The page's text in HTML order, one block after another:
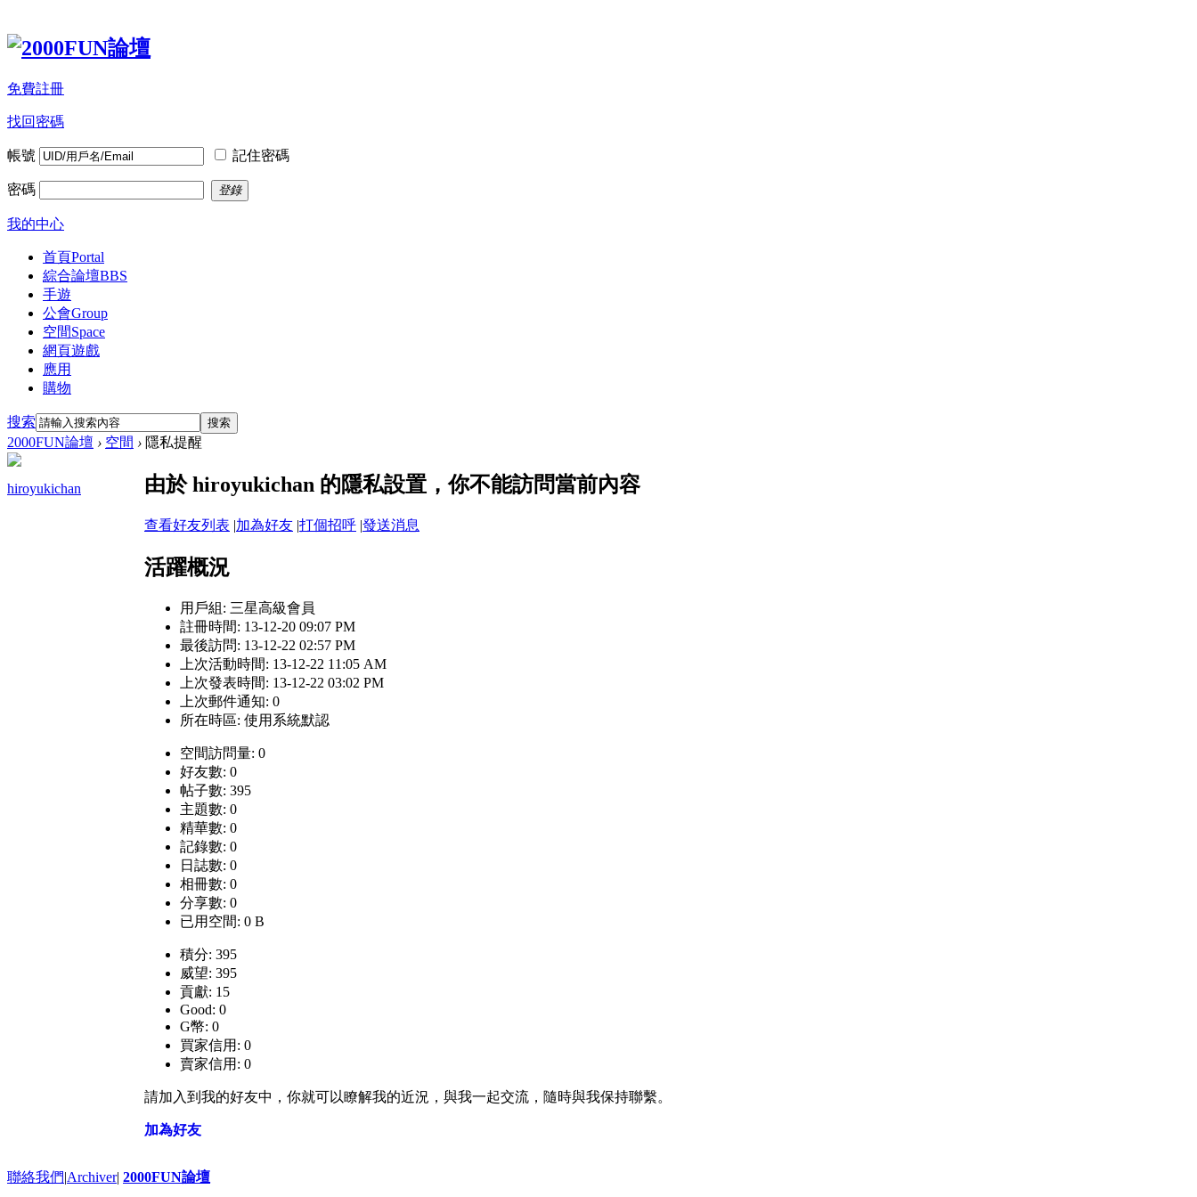
免費註冊
找回密碼
帳號 記住密碼
密碼 登錄
我的中心
首頁Portal
綜合論壇BBS
手遊
公會Group
空間Space
網頁遊戲
應用
購物
搜索 搜索
2000FUN論壇 › 空間 › 隱私提醒
hiroyukichan 由於 hiroyukichan 的隱私設置，你不能訪問當前內容
查看好友列表 |加為好友 |打個招呼 |發送消息
活躍概況
用戶組: 三星高級會員
註冊時間: 13-12-20 09:07 PM
最後訪問: 13-12-22 02:57 PM
上次活動時間: 13-12-22 11:05 AM
上次發表時間: 13-12-22 03:02 PM
上次郵件通知: 0
所在時區: 使用系統默認
空間訪問量: 0
好友數: 0
帖子數: 395
主題數: 0
精華數: 0
記錄數: 0
日誌數: 0
相冊數: 0
分享數: 0
已用空間: 0 B
積分: 395
威望: 395
貢獻: 15
Good: 0
G幣: 0
買家信用: 0
賣家信用: 0
請加入到我的好友中，你就可以瞭解我的近況，與我一起交流，隨時與我保持聯繫。
加為好友
聯絡我們|Archiver| 2000FUN論壇